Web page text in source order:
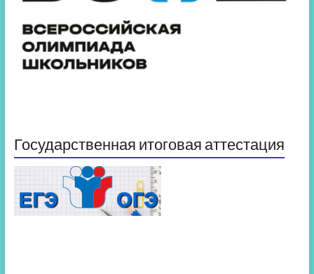
Государственная итоговая аттестация